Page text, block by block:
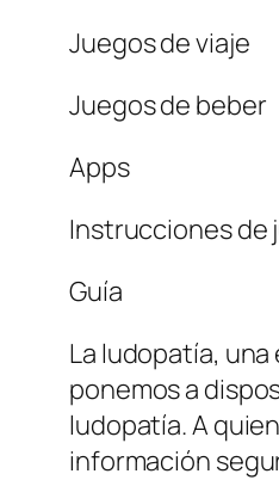
Juegos de viaje
Juegos de beber
Apps
Instrucciones de
Guía
La ludopatía,
ponemos a
ludopatía. A
información